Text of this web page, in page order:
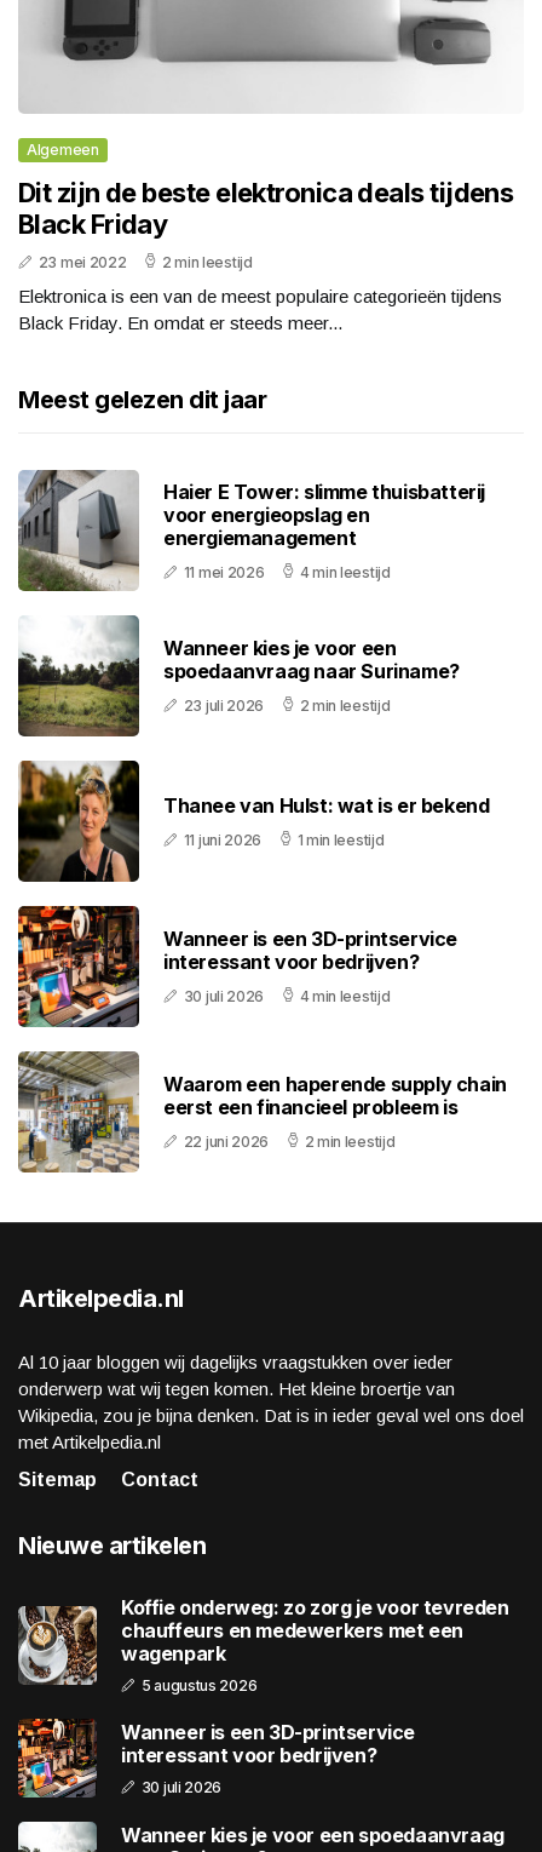
Algemeen
Dit zijn de beste elektronica deals tijdens
Black Friday
23 mei 2022 2 min leestijd
Elektronica is een van de meest populaire categorieën tijdens
Black Friday. En omdat er steeds meer...
Meest gelezen dit jaar
Haier E Tower: slimme thuisbatterij
voor energieopslag en
energiemanagement
11 mei 2026 4 min leestijd
Wanneer kies je voor een
spoedaanvraag naar Suriname?
23 juli 2026 2 min leestijd
Thanee van Hulst: wat is er bekend
11 juni 2026 1 min leestijd
Wanneer is een 3D-printservice
interessant voor bedrijven?
30 juli 2026 4 min leestijd
Waarom een haperende supply chain
eerst een financieel probleem is
22 juni 2026 2 min leestijd
Artikelpedia.nl
Al 10 jaar bloggen wij dagelijks vraagstukken over ieder
onderwerp wat wij tegen komen. Het kleine broertje van
Wikipedia, zou je bijna denken. Dat is in ieder geval wel ons doel
met Artikelpedia.nl
Sitemap
Contact
Nieuwe artikelen
Koffie onderweg: zo zorg je voor tevreden
chauffeurs en medewerkers met een
wagenpark
5 augustus 2026
Wanneer is een 3D-printservice
interessant voor bedrijven?
30 juli 2026
Wanneer kies je voor een spoedaanvraag